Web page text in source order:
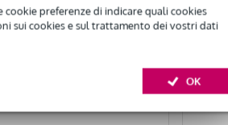
preferenze di indicare quali cookies
sui cookies e sul trattamento dei vostri dati
OK
Aggiungi al carrello